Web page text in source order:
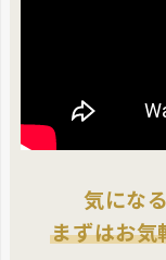
気にな
まずはお気